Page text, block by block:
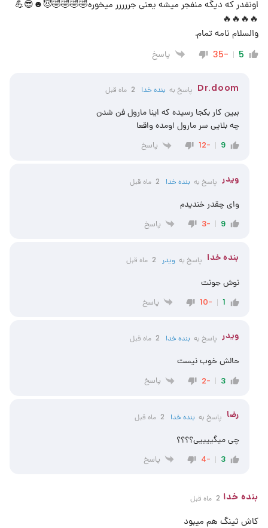
اونقدر که دیگه منفجر میشه یعنی جررررر میخوره🤣🤣🤣🤣😈☻😎💪
🔥🔥🔥🔥
والسلام نامه تمام.
5
-35 پاسخ
Dr.doom پاسخ به بنده خدا 2 ماه قبل
ببین کار بکجا رسیده که اینا مارول فن شدن
چه بلایی سر مارول اومده واقعا
9
-12 پاسخ
ویدر پاسخ به بنده خدا 2 ماه قبل
وای چقدر خندیدم
9
-3 پاسخ
‌‌بنده خدا پاسخ به ویدر 2 ماه قبل
نوش جونت
1
-10 پاسخ
ویدر پاسخ به ‌‌بنده خدا 2 ماه قبل
حالش خوب نیست
3
-2 پاسخ
رضا پاسخ به بنده خدا 2 ماه قبل
چی میگییییی؟؟؟؟
3
-4 پاسخ
بنده خدا 2 ماه قبل
کاش ثینگ هم میبود